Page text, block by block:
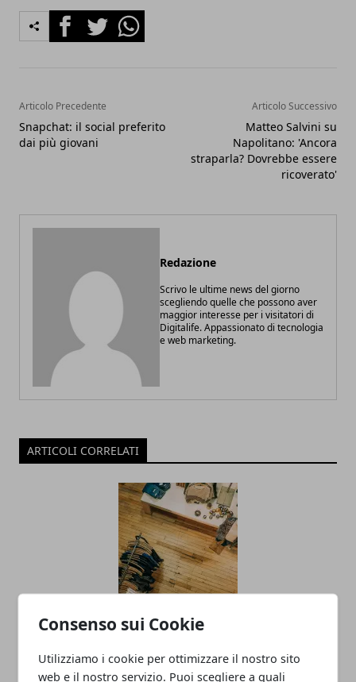
Consenso sui Cookie
Utilizziamo i cookie per ottimizzare il nostro sito
web e il nostro servizio. Puoi scegliere a quali
FacebookTwitterWhatsapp
Articolo Precedente
Snapchat: il social preferito
dai più giovani
Articolo Successivo
Matteo Salvini su
Napolitano: 'Ancora
straparla? Dovrebbe essere
ricoverato'
Redazione
Scrivo le ultime news del giorno
scegliendo quelle che possono aver
maggior interesse per i visitatori di
Digitalife. Appassionato di tecnologia
e web marketing.
ARTICOLI CORRELATI
Il ritorno in auge della moda vintage: il
18/02/2025